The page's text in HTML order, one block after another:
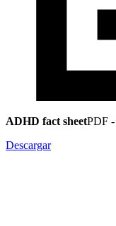
ADHD fact sheetPDF -
Descargar